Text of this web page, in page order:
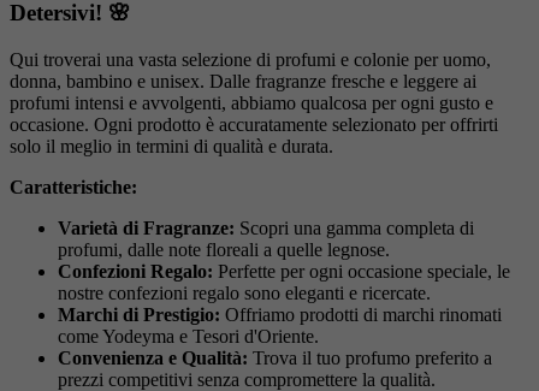
Detersivi! 🌸
Qui troverai una vasta selezione di profumi e colonie per uomo,
donna, bambino e unisex. Dalle fragranze fresche e leggere ai
profumi intensi e avvolgenti, abbiamo qualcosa per ogni gusto e
occasione. Ogni prodotto è accuratamente selezionato per offrirti
solo il meglio in termini di qualità e durata.
Caratteristiche:
Varietà di Fragranze: Scopri una gamma completa di
profumi, dalle note floreali a quelle legnose.
Confezioni Regalo: Perfette per ogni occasione speciale, le
nostre confezioni regalo sono eleganti e ricercate.
Marchi di Prestigio: Offriamo prodotti di marchi rinomati
come Yodeyma e Tesori d'Oriente.
Convenienza e Qualità: Trova il tuo profumo preferito a
prezzi competitivi senza compromettere la qualità.